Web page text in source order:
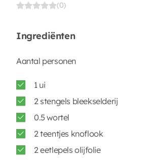
(0)
Ingrediënten
Aantal personen
1 ui
2 stengels bleekselderij
0.5 wortel
2 teentjes knoflook
2 eetlepels olijfolie